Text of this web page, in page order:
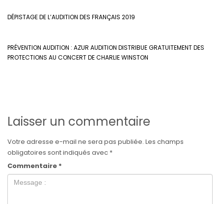
DÉPISTAGE DE L’AUDITION DES FRANÇAIS 2019
PRÉVENTION AUDITION : AZUR AUDITION DISTRIBUE GRATUITEMENT DES
PROTECTIONS AU CONCERT DE CHARLIE WINSTON
Laisser un commentaire
Votre adresse e-mail ne sera pas publiée. Les champs
obligatoires sont indiqués avec *
Commentaire *